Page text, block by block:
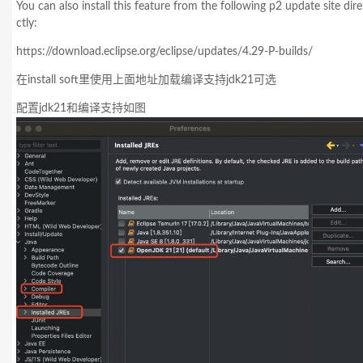
You can also install this feature from the following p2 update site dire
ctly:
https://download.eclipse.org/eclipse/updates/4.29-P-builds/
在install soft里使用上面地址加载编译支持jdk21可选
配置jdk21和编译支持如图